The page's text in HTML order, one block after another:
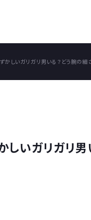
しいガリガリ男いる？どう腕の細
いガリガリ男